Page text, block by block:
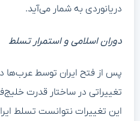
دریانوردی به شمار می‌آید.
دوران اسلامی و استمرار تسلط
پس از فتح ایران توسط عرب‌ها
تغییراتی در ساختار قدرت
این تغییرات نتوانست تسلط